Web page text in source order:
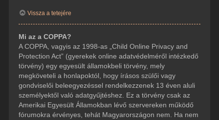
Vissza a tetejére
Mi az a COPPA?
A COPPA, vagyis az 1998-as „Child Online Privacy and
Protection Act” (gyerekek online adatvédelméről intézkedő
törvény) egy egyesült államokbeli törvény, mely
megköveteli a honlapoktól, hogy írásos szülői vagy
gondviselői beleegyezéssel rendelkezzenek 13 éven aluli
személyektől való adatgyűjtéshez. Ez a törvény csak az
Amerikai Egyesült Államokban lévő szervereken működő
fórumokra érvényes, tehát Magyarországon nem. Ha nem